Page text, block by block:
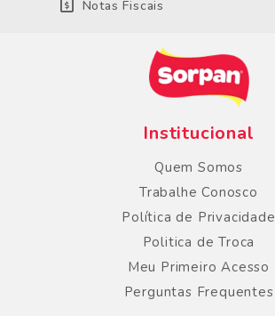
Notas Fiscais
Institucional
Quem Somos
Trabalhe Conosco
Política de Privacidade
Politica de Troca
Meu Primeiro Acesso
Perguntas Frequentes